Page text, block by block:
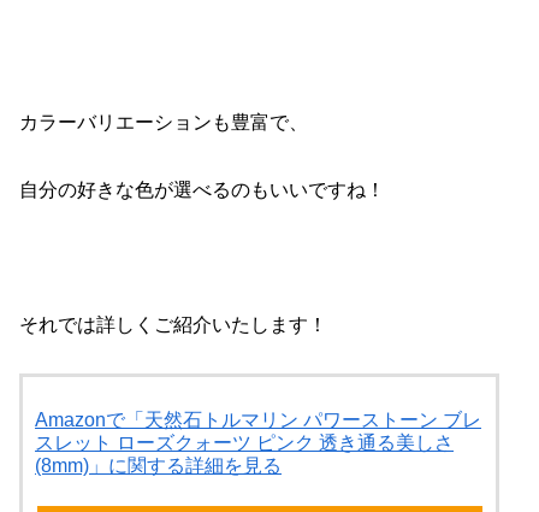
カラーバリエーションも豊富で、
自分の好きな色が選べるのもいいですね！
それでは詳しくご紹介いたします！
Amazonで「天然石トルマリン パワーストーン ブレ
スレット ローズクォーツ ピンク 透き通る美しさ
(8mm)」に関する詳細を見る